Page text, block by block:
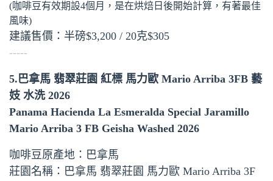
(咖啡豆有效期設4個月，是在烘焙日後開始計算，有著最佳
風味)
建議售價：半磅$3,200 / 20克$305
-----
5.巴拿馬 翡翠莊園 紅標 馬力歐 Mario Arriba 3FB 藝
妓 水洗 2026
Panama Hacienda La Esmeralda Special Jaramillo
Mario Arriba 3 FB Geisha Washed 2026
咖啡豆原產地：巴拿馬
莊園名稱：巴拿馬 翡翠莊園 馬力歐 Mario Arriba 3F